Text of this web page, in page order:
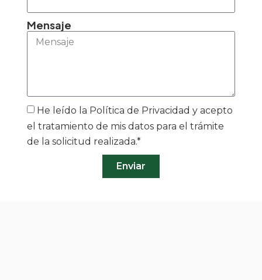
Mensaje
He leído la Política de Privacidad y acepto
el tratamiento de mis datos para el trámite
de la solicitud realizada.*
Enviar